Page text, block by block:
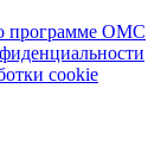
программе ОМС
cookie